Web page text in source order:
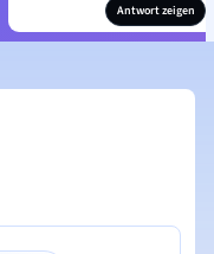
Antwort zeigen